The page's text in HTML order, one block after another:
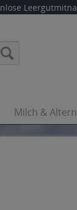
Milch &